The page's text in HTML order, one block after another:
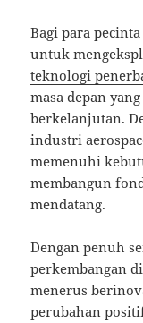
Bagi para
untuk
teknologi
masa depan
berkelanjutan.
industri
memenuhi
membangun
mendatang.
Dengan penuh
perkembangan
menerus
perubahan